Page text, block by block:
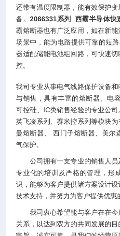
还带有温度限制器，能有效保护
备。2066331系列 西霸半导体快
霸熔断器也有广泛应用，如在新
场景中，能为电路提供可靠的短
器适配储能电池组回路，可快速
控。
我司专业从事电气线路保护设备
与销售，具有丰富的熔断器、电
可控硅、IC类销售经验的专业公司
英飞凌系列、赛米控系列等模块
曼熔断器、 西门子熔断器、美尔
气保护。
公司拥有一支专业的销售人员
专业化的培训及严格的管理，形
识，能够为客户提供诸方案设计
技术支持，并努力为客户提供优惠
我司衷心希望能与客户在在今
关系，以达到双方的共同发展的